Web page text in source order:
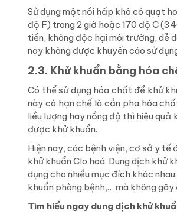
Sử dụng một nồi hấp khô có quạt
độ F) trong 2 giờ hoặc 170 độ C
tiền, không độc hại môi trường, dễ
nay không được khuyến cáo sử
2.3. Khử khuẩn bằng hóa
Có thể sử dụng hóa chất để khử
này có hạn chế là cần pha hóa
liều lượng hay nồng độ thì hiệu
được khử khuẩn.
Hiện nay, các bệnh viện, cơ sở y
khử khuẩn Clo hoá. Dung dịch khử
dụng cho nhiều mục đích khác
khuẩn phòng bệnh,… mà không
Tìm hiểu ngay dung dịch khử